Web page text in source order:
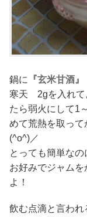
鍋に 『玄米甘酒』
寒天 2gを入れて
たら弱火にして1
めて荒熱を取って
(^o^)／
とっても簡単な
お好みでジャム
よ！
飲む点滴と言わ